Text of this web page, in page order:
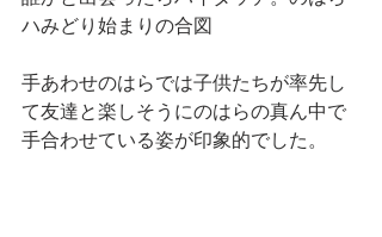
ハみどり始まりの合図
手あわせのはらでは子供たちが率先し
て友達と楽しそうにのはらの真ん中で
手合わせている姿が印象的でした。